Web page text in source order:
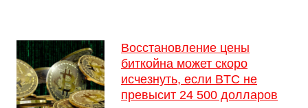
Восстановление цены
биткойна может скоро
исчезнуть, если BTC не
превысит 24 500 долларов